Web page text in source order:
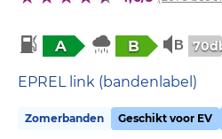
A B
EPREL link (bandenlabel)
Zomerbanden Geschikt voor EV